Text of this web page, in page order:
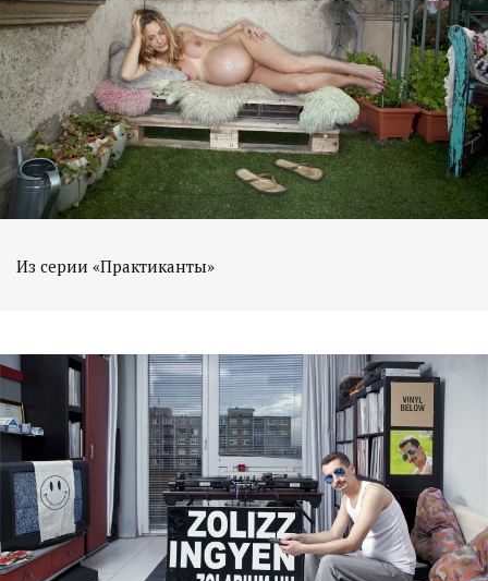
Из серии «Практиканты»